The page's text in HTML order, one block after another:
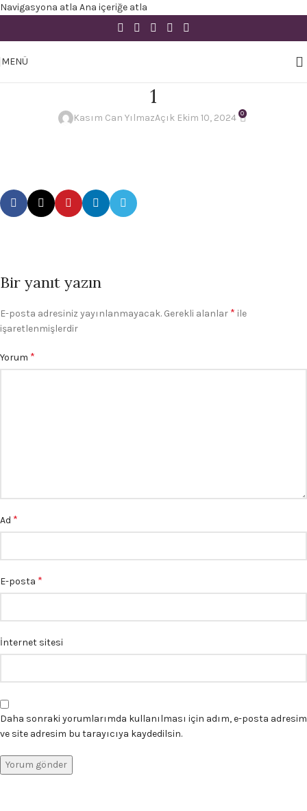
Navigasyona atla Ana içeriğe atla
MENÜ
1
Kasım Can YılmazAçık Ekim 10, 2024 0
Bir yanıt yazın
E-posta adresiniz yayınlanmayacak. Gerekli alanlar * ile
işaretlenmişlerdir
Yorum *
Ad *
E-posta *
İnternet sitesi
Daha sonraki yorumlarımda kullanılması için adım, e-posta adresim
ve site adresim bu tarayıcıya kaydedilsin.